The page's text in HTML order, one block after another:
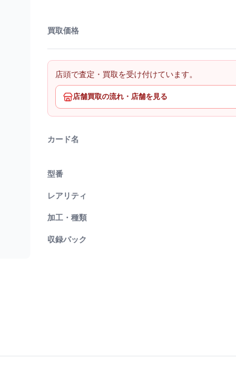
買取価格
店頭で査定・買取を受け付けています。
店舗買取の流れ・店舗を見る
カード名
型番
レアリティ
加工・種類
収録パック